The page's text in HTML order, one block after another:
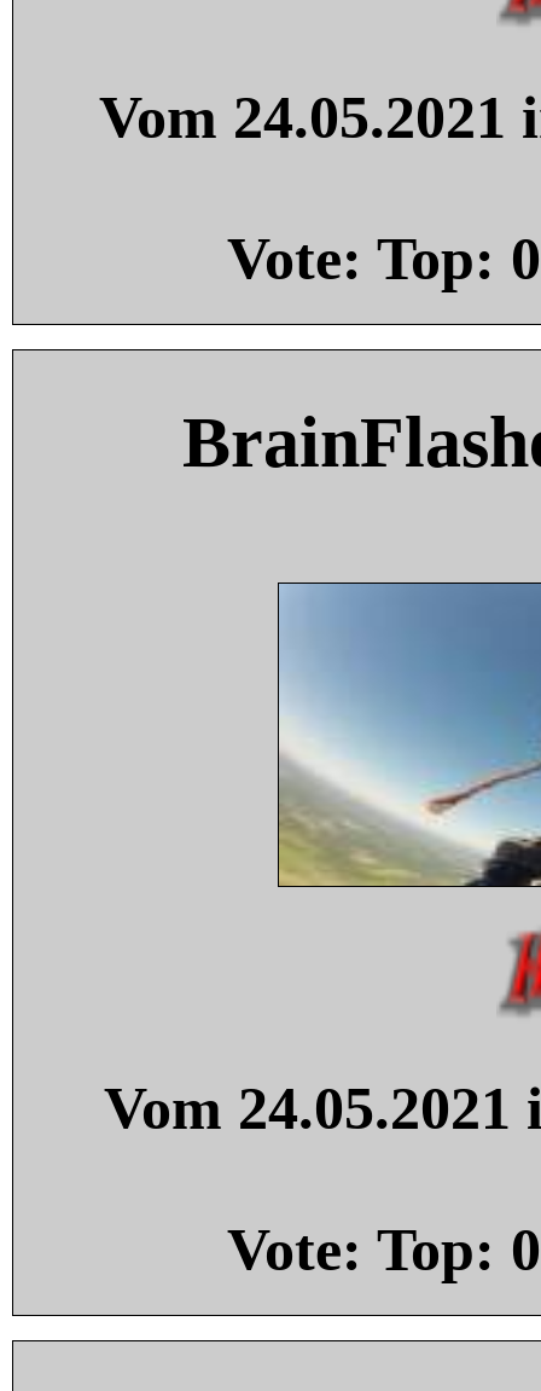
Vom
Vote: Top: 0
Vom
Vote: Top: 0